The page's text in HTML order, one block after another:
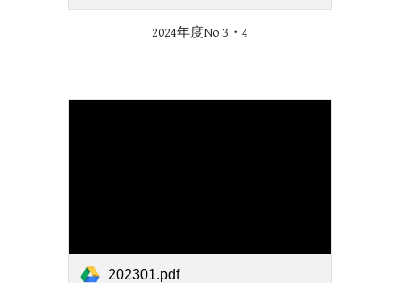
2024年度No.3・4
202301.pdf